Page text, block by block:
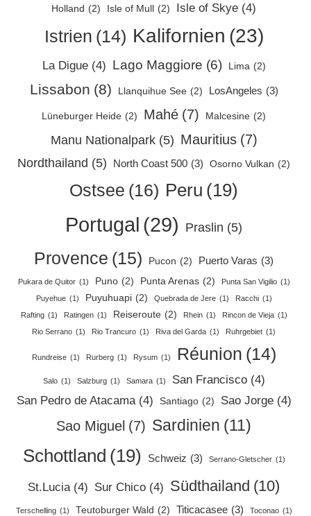
Holland (2) Isle of Mull (2) Isle of Skye (4)
Istrien (14) Kalifornien (23)
La Digue (4) Lago Maggiore (6) Lima (2)
Lissabon (8) Llanquihue See (2) LosAngeles (3)
Lüneburger Heide (2) Mahé (7) Malcesine (2)
Manu Nationalpark (5) Mauritius (7)
Nordthailand (5) North Coast 500 (3) Osorno Vulkan (2)
Ostsee (16) Peru (19)
Portugal (29) Praslin (5)
Provence (15) Pucon (2) Puerto Varas (3)
Pukara de Quitor (1) Puno (2) Punta Arenas (2) Punta San Vigilio (1)
Puyehue (1) Puyuhuapi (2) Quebrada de Jere (1) Racchi (1)
Rafting (1) Ratingen (1) Reiseroute (2) Rhein (1) Rincon de Vieja (1)
Rio Serrano (1) Rio Trancuro (1) Riva del Garda (1) Ruhrgebiet (1)
Rundreise (1) Rurberg (1) Rysum (1) Réunion (14)
Salo (1) Salzburg (1) Samara (1) San Francisco (4)
San Pedro de Atacama (4) Santiago (2) Sao Jorge (4)
Sao Miguel (7) Sardinien (11)
Schottland (19) Schweiz (3) Serrano-Gletscher (1)
St.Lucia (4) Sur Chico (4) Südthailand (10)
Terschelling (1) Teutoburger Wald (2) Titicacasee (3) Toconao (1)